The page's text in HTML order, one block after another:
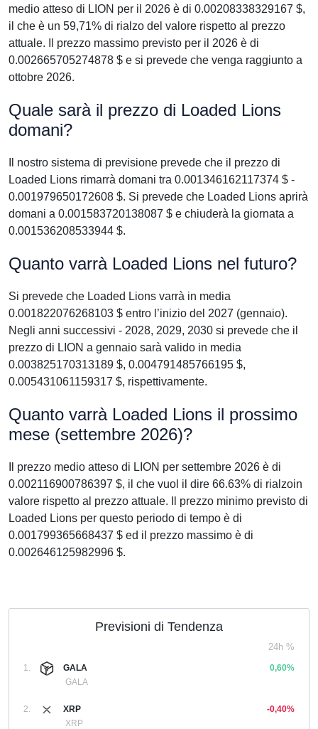
medio atteso di LION per il 2026 è di 0.00208338329167 $,
il che è un 59,71% di rialzo del valore rispetto al prezzo
attuale. Il prezzo massimo previsto per il 2026 è di
0.002665705274878 $ e si prevede che venga raggiunto a
ottobre 2026.
Quale sarà il prezzo di Loaded Lions
domani?
Il nostro sistema di previsione prevede che il prezzo di
Loaded Lions rimarrà domani tra 0.001346162117374 $ -
0.001979650172608 $. Si prevede che Loaded Lions aprirà
domani a 0.001583720138087 $ e chiuderà la giornata a
0.001536208533944 $.
Quanto varrà Loaded Lions nel futuro?
Si prevede che Loaded Lions varrà in media
0.001822076268103 $ entro l’inizio del 2027 (gennaio).
Negli anni successivi - 2028, 2029, 2030 si prevede che il
prezzo di LION a gennaio sarà valido in media
0.003825170313189 $, 0.004791485766195 $,
0.005431061159317 $, rispettivamente.
Quanto varrà Loaded Lions il prossimo
mese (settembre 2026)?
Il prezzo medio atteso di LION per settembre 2026 è di
0.002116900786397 $, il che vuol il dire 66.63% di rialzoin
valore rispetto al prezzo attuale. Il prezzo minimo previsto di
Loaded Lions per questo periodo di tempo è di
0.001799365668437 $ ed il prezzo massimo è di
0.002646125982996 $.
Previsioni di Tendenza
24h %
1.
GALA
GALA
0,60%
2.
XRP
XRP
-0,40%